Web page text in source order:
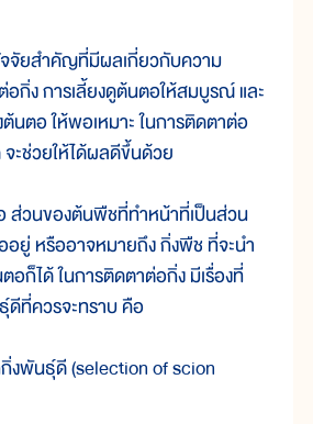
สำคัญที่มีผลเกี่ยวกับความ
อกิ่ง การเลี้ยงดูต้นตอให้สมบูรณ์ และ
นตอ ให้พอเหมาะ ในการติดตาต่อ
ะช่วยให้ได้ผลดีขึ้นด้วย
นของต้นพืชที่ทำหน้าที่เป็นส่วน
ยู่ หรืออาจหมายถึง กิ่งพืช ที่จะนำ
ก็ได้ ในการติดตาต่อกิ่ง มีเรื่องที่
ดีที่ควรจะทราบ คือ
นธุ์ดี (selection of scion